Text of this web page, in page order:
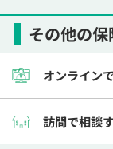
その他の
オンライン
訪問で相談